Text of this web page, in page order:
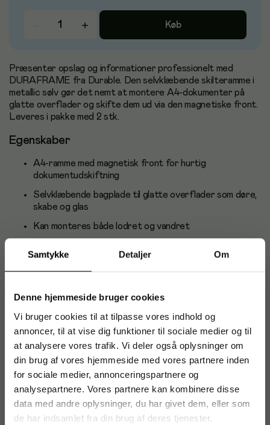
Samtykke Detaljer Om
Denne hjemmeside bruger cookies
Vi bruger cookies til at tilpasse vores indhold og
annoncer, til at vise dig funktioner til sociale medier og til
at analysere vores trafik. Vi deler også oplysninger om
din brug af vores hjemmeside med vores partnere inden
for sociale medier, annonceringspartnere og
analysepartnere. Vores partnere kan kombinere disse
data med andre oplysninger, du har givet dem, eller som
de har indsamlet fra din brug af deres tjenester.
Køb
Præsenter opslag og informationer professionelt med
DURAFRAME fra Durable. Den selvklæbende skilteramme i
metallic sølv gør det nemt at montere A4-dokumenter på
glatte overflader og skifte dem ud via den magnetiske front.
Leveres i pakke med 2 stk.
Egenskaber
A4-ramme med magnetisk front for hurtig
dokumentudskiftning
Selvklæbende bagplade til glatte overflader som døre,
skabe og glas
Kan monteres både lodret og vandret
Ideel til kontorer, receptioner, butikker, skoler og
lagerområder. Perfekt til opslag, instruktioner,
informationer.
Om Durable
Durable er en tysk producent med rødder tilbage til 1920.